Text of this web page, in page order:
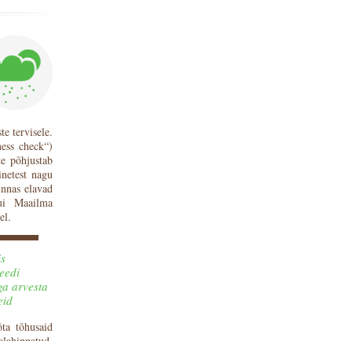
tervisele.
check“)
põhjustab
nagu
elavad
Maailma
arvesta
tõhusaid